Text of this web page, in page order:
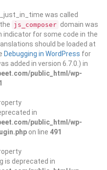
was called
js_composer domain was
indicator for some code in the
should be loaded at
Debugging in WordPress for
added in version 6.7.0.) in
public_html/wp-
in
public_html/wp-
on line 491
is deprecated in